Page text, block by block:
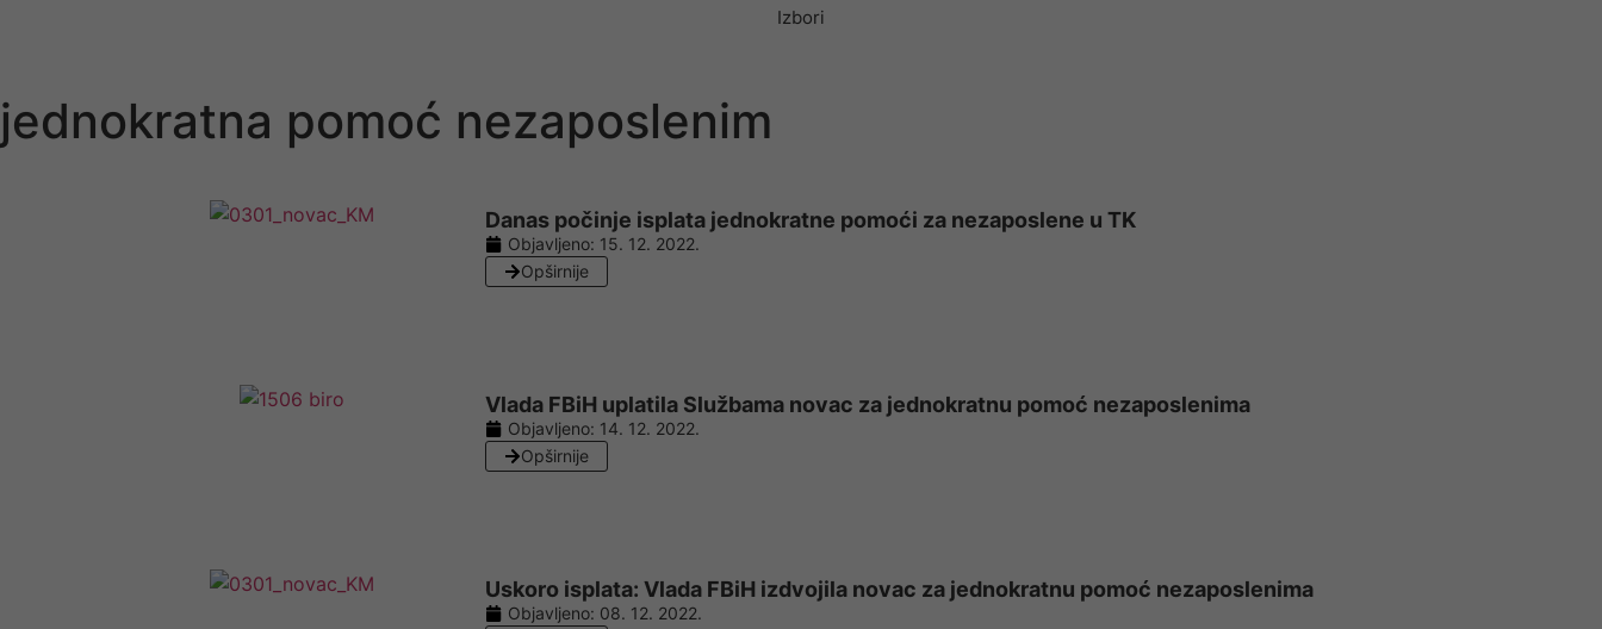
Izbori
jednokratna pomoć nezaposlenim
Danas počinje isplata jednokratne pomoći za nezaposlene u TK
Objavljeno: 15. 12. 2022.
Opširnije
Vlada FBiH uplatila Službama novac za jednokratnu pomoć nezaposlenima
Objavljeno: 14. 12. 2022.
Opširnije
Uskoro isplata: Vlada FBiH izdvojila novac za jednokratnu pomoć nezaposlenima
Objavljeno: 08. 12. 2022.